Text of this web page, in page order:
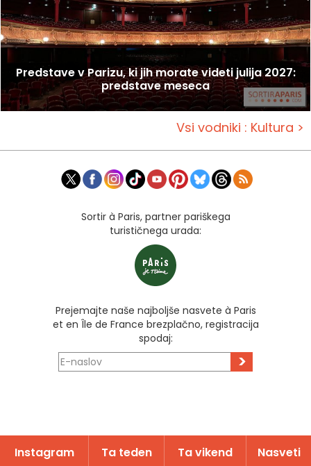
Predstave v Parizu, ki jih morate videti julija 2027:
predstave meseca
Vsi vodniki : Kultura >
Sortir à Paris, partner pariškega
turističnega urada:
Prejemajte naše najboljše nasvete à Paris
et en Île de France brezplačno, registracija
spodaj:
>
Instagram Ta teden Ta vikend Nasveti